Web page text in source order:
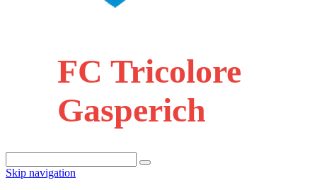
FC Tricolore
Gasperich
Skip navigation